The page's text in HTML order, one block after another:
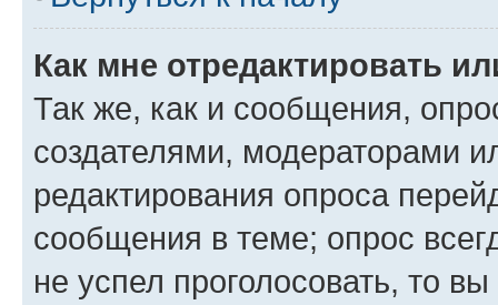
Как мне отредактировать
Так же, как и сообщения,
создателями, модераторами
редактирования опроса
сообщения в теме; опрос
не успел проголосовать, то